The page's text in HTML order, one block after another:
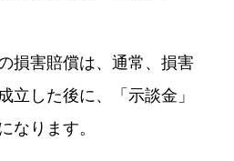
損害賠償は、通常、損害
立した後に、「示談金」
なります。